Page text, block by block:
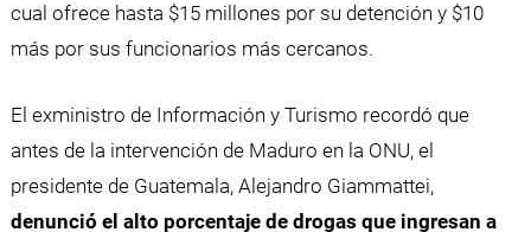
cual ofrece hasta $15 millones por su detención y $10
más por sus funcionarios más cercanos.
El exministro de Información y Turismo recordó que
antes de la intervención de Maduro en la ONU, el
presidente de Guatemala, Alejandro Giammattei,
denunció el alto porcentaje de drogas que ingresan a